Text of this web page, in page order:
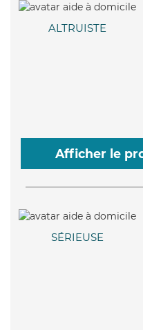
ALTRUISTE
Afficher le
SÉRIEUSE